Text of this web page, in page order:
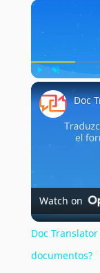
Play Unmute
Watch on
Doc
documentos?